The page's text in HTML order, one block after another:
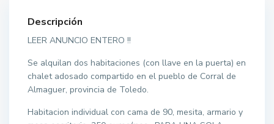
Descripción
LEER ANUNCIO ENTERO !!
Se alquilan dos habitaciones (con llave en la puerta) en
chalet adosado compartido en el pueblo de Corral de
Almaguer, provincia de Toledo.
Habitacion individual con cama de 90, mesita, armario y